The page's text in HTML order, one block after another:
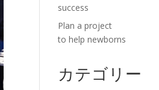
success
Plan a project
to help newborns
カテゴリー